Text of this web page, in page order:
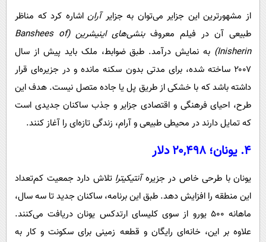
از مشهورترین این جزایر می‌توان به جزایرآراناشاره کرد که مناظر
طبیعی آن در فیلم معروفبنشی‌های اینیشرین
(Banshees of
Inisherin) به نمایش درآمد. طبق ضوابط، ملک باید پیش از سال
۲۰۰۷ ساخته شده، برای مدتی بدون سکنه مانده و در جزیره‌ای قرار
داشته باشد که با خشکی از طریق پل یا جاده متصل نیست. هدف این
طرح، احیای فرهنگی و اقتصادی جزایر و جذب ساکنان جدیدی است
که تمایل دارند در محیطی طبیعی و آرام، زندگی تازه‌ای را آغاز کنند.
۴. یونان؛ ۲۰,۴۹۸ دلار
یونان با طرحی خاص در جزیرهآنتیکیترا تلاش دارد جمعیت کم‌تعداد
این منطقه را افزایش دهد. طبق این برنامه، ساکنان جدید تا سه سال،
ماهانه ۵۰۰ یورو از سوی کلیسای ارتدکس یونان دریافت می‌کنند.
علاوه بر این، خانه‌ای رایگان و قطعه زمینی برای سکونت و کار به